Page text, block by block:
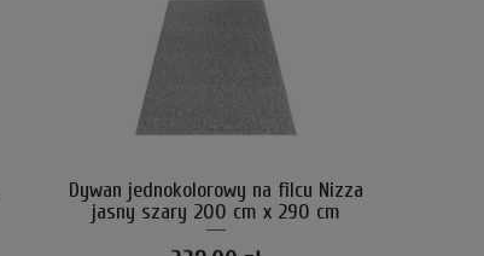
Dywan jednokolorowy na filcu Nizza
jasny szary 200 cm x 290 cm